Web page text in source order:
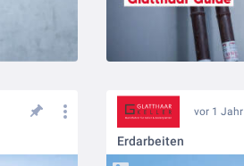
vor 1 Jahr
Erdarbeiten